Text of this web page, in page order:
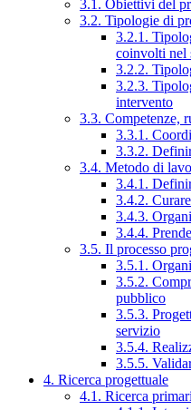
3.1. Obiettivi del
3.2. Tipologie di
3.2.1.
coinvolti nel
3.2.2.
3.2.3.
intervento
3.3. Competenze,
3.3.1.
3.3.2.
3.4. Metodo di
3.4.1.
3.4.2.
3.4.3.
3.4.4.
3.5. Il processo
3.5.1.
3.5.2.
pubblico
3.5.3.
servizio
3.5.4.
3.5.5.
4. Ricerca progettuale
4.1. Ricerca